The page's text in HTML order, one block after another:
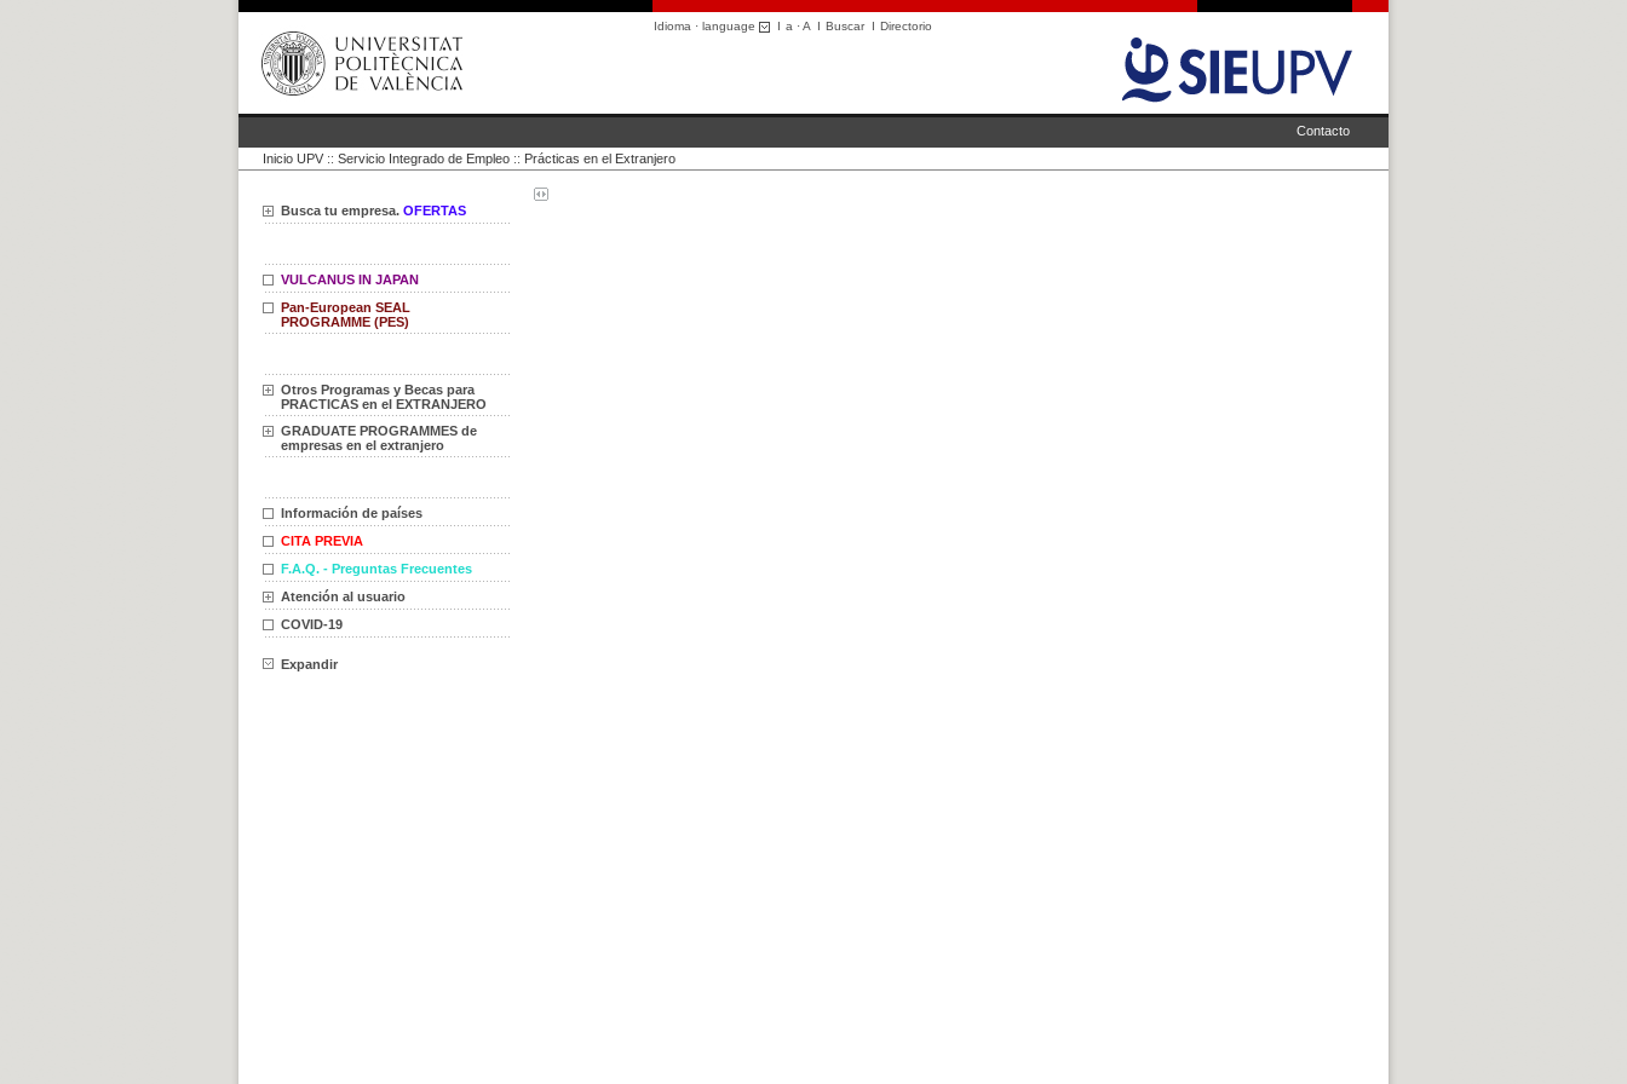
Idioma · language I a ·A I BuscarI Directorio
Contacto
Inicio UPV :: Servicio Integrado de Empleo :: Prácticas en el Extranjero
Busca tu empresa. OFERTAS
VULCANUS IN JAPAN
Pan-European SEAL
PROGRAMME (PES)
Otros Programas y Becas para
PRACTICAS en el EXTRANJERO
GRADUATE PROGRAMMES de
empresas en el extranjero
Información de países
CITA PREVIA
F.A.Q. - Preguntas Frecuentes
Atención al usuario
COVID-19
Expandir